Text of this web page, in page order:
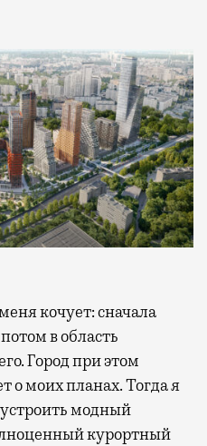
в область
Город при этом
о моих планах. Тогда я
модный
курортный